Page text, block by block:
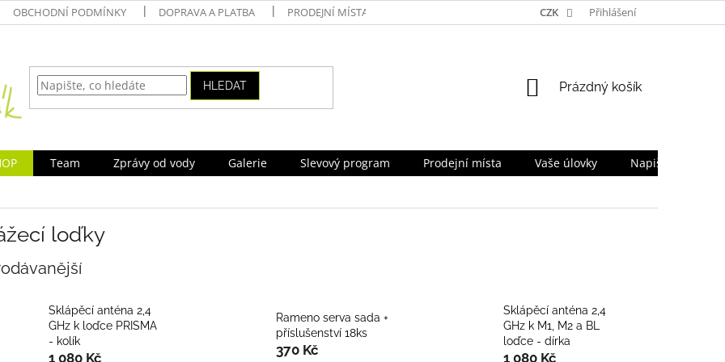
OBCHODNÍ PODMÍNKY DOPRAVA A PLATBA PRODEJNÍ MÍSTA PRO OBCHODNÍKY
CZK Přihlášení
HLEDAT
NÁKUPNÍ
Prázdný košík
Team Zprávy od vody Galerie Slevový program Prodejní místa Vaše úlovky
Napište nám
loďky
Sklápěcí anténa 2,4
GHz k loďce PRISMA
- kolík
1 080 Kč
Rameno serva sada +
příslušenství 18ks
370 Kč
Sklápěcí anténa 2,4
GHz k M1, M2 a BL
loďce - dírka
1 080 Kč